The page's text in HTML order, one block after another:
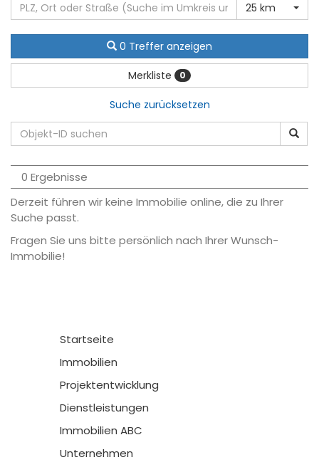
25 km
0 Treffer anzeigen
Merkliste 0
Suche zurücksetzen
0 Ergebnisse
Derzeit führen wir keine Immobilie online, die zu Ihrer
Suche passt.
Fragen Sie uns bitte persönlich nach Ihrer Wunsch-
Immobilie!
Startseite
Immobilien
Projektentwicklung
Dienstleistungen
Immobilien ABC
Unternehmen